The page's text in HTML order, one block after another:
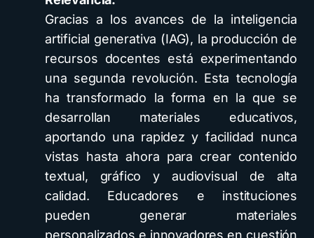
Gracias a los avances de la inteligencia
artificial generativa (IAG), la producción de
recursos docentes está experimentando
una segunda revolución. Esta tecnología
ha transformado la forma en la que se
desarrollan materiales educativos,
aportando una rapidez y facilidad nunca
vistas hasta ahora para crear contenido
textual, gráfico y audiovisual de alta
calidad. Educadores e instituciones
pueden generar materiales
personalizados e innovadores en cuestión